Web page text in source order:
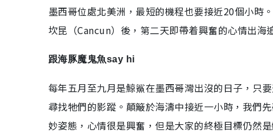
墨西哥位處北美洲，最短的機程也要接近20個小
坎昆（Cancun）後，第二天即帶着興奮的心情出海
跟海豚魔鬼魚say hi
每年五月至九月是鯨鯊在墨西哥灣出沒的日子，只
尋找牠們的影蹤。顛簸於海濤中接近一小時，我們
妙姿態，心情很是興奮，但是大家的終極目標仍然